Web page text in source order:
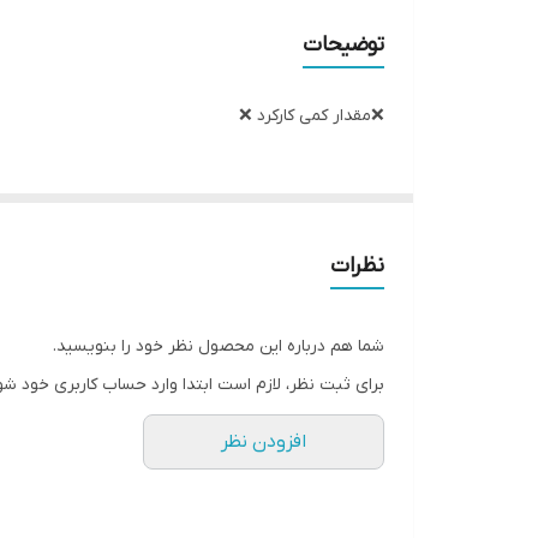
توضیحات
❌مقدار کمی کارکرد ❌
نظرات
شما هم درباره این محصول نظر خود را بنویسید.
برای ثبت نظر، لازم است ابتدا وارد حساب کاربری خود
افزودن نظر